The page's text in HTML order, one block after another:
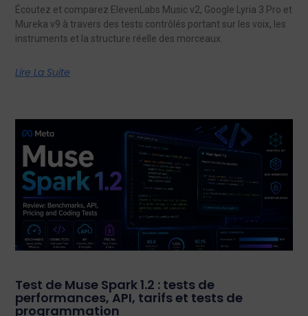
Écoutez et comparez ElevenLabs Music v2, Google Lyria 3 Pro et
Mureka v9 à travers des tests contrôlés portant sur les voix, les
instruments et la structure réelle des morceaux.
Lire La Suite
Test de Muse Spark 1.2 : tests de
performances, API, tarifs et tests de
programmation